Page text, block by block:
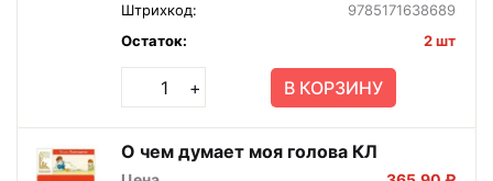
Штрихкод:
9785171638689
Остаток:
2 шт
+ В КОРЗИНУ
О чем думает моя голова КЛ